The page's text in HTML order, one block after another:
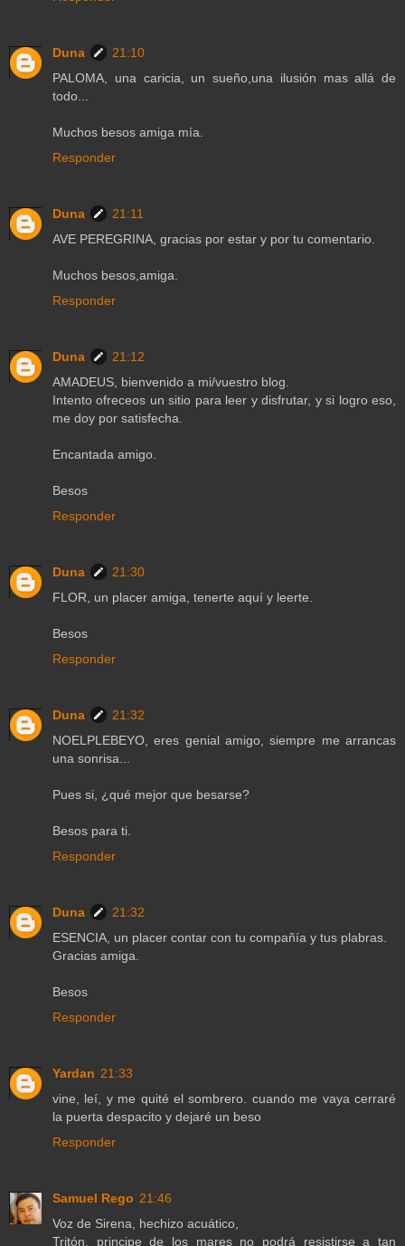
Duna
21:10
PALOMA, una caricia, un sueño,una ilusión mas allá de
todo...
Muchos besos amiga mía.
Responder
Duna
21:11
AVE PEREGRINA, gracias por estar y por tu comentario.
Muchos besos,amiga.
Responder
Duna
21:12
AMADEUS, bienvenido a mi/vuestro blog.
Intento ofreceos un sitio para leer y disfrutar, y si logro eso,
me doy por satisfecha.
Encantada amigo.
Besos
Responder
Duna
21:30
FLOR, un placer amiga, tenerte aquí y leerte.
Besos
Responder
Duna
21:32
NOELPLEBEYO, eres genial amigo, siempre me arrancas
una sonrisa...
Pues si, ¿qué mejor que besarse?
Besos para ti.
Responder
Duna
21:32
ESENCIA, un placer contar con tu compañía y tus plabras.
Gracias amiga.
Besos
Responder
Yardan 21:33
vine, leí, y me quité el sombrero. cuando me vaya cerraré
la puerta despacito y dejaré un beso
Responder
Samuel Rego 21:46
Voz de Sirena, hechizo acuático,
Tritón, principe de los mares no podrá resistirse a tan